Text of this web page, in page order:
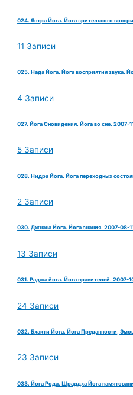
024. Янтра Йога. Йога зрительного
11 Записи
025. Нада Йога. Йога восприятия звука.
4 Записи
027. Йога Сновидения. Йога во сне. 2007-
5 Записи
028. Нидра Йога. Йога переходных
2 Записи
030. Джнана Йога. Йога знания. 2007-08-
13 Записи
031. Раджа йога. Йога правителей. 2007-
24 Записи
032. Бхакти Йога. Йога Преданности,
23 Записи
033. Йога Рода. Шраддха Йога